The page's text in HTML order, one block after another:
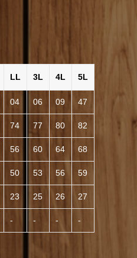
LL 3L 4L 5L
04 06 09 47
74 77 80 82
56 60 64 68
50 53 56 59
23 25 26 27
- - - -